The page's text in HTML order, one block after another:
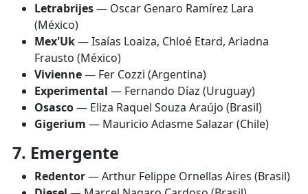
Letrabrijes— Oscar Genaro Ramírez Lara
(México)
Mex'Uk— Isaías Loaiza, Chloé Etard, Ariadna
Frausto (México)
Vivienne— Fer Cozzi (Argentina)
Experimental — Fernando Díaz (Uruguay)
Osasco— Eliza Raquel Souza Araújo (Brasil)
Gigerium — Mauricio Adasme Salazar (Chile)
7. Emergente
Redentor— Arthur Felippe Ornellas Aires (Brasil)